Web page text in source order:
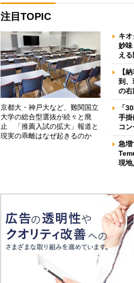
注目TOPIC
京都大・神戸大など、難関国立
大学の総合型選抜が続々と廃
止 「推薦入試の拡大」報道と
現実の乖離はなぜ起きるのか
キ
妙
え
【
到
の右
「
手
コ
急
現地